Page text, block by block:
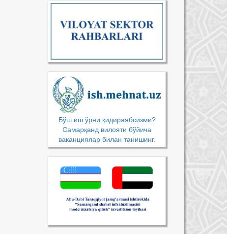
Бўш иш ўрни қидираябсизми?
Самарқанд вилояти бўйича
ваканциялар билан танишинг.